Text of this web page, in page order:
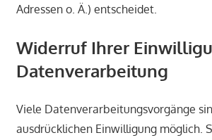
Adressen o. Ä.) entscheidet.
Widerruf Ihrer
Datenverarbeitung
Viele Datenverarbeitungsvorgänge
ausdrücklichen Einwilligung möglich.